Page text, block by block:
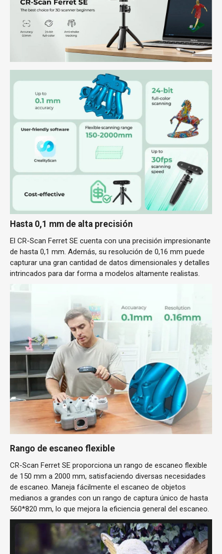
Hasta 0,1 mm de alta precisión
El CR-Scan Ferret SE cuenta con una precisión impresionante
de hasta 0,1 mm. Además, su resolución de 0,16 mm puede
capturar una gran cantidad de datos dimensionales y detalles
intrincados para dar forma a modelos altamente realistas.
Rango de escaneo flexible
CR-Scan Ferret SE proporciona un rango de escaneo flexible
de 150 mm a 2000 mm, satisfaciendo diversas necesidades
de escaneo. Maneja fácilmente el escaneo de objetos
medianos a grandes con un rango de captura único de hasta
560*820 mm, lo que mejora la eficiencia general del escaneo.